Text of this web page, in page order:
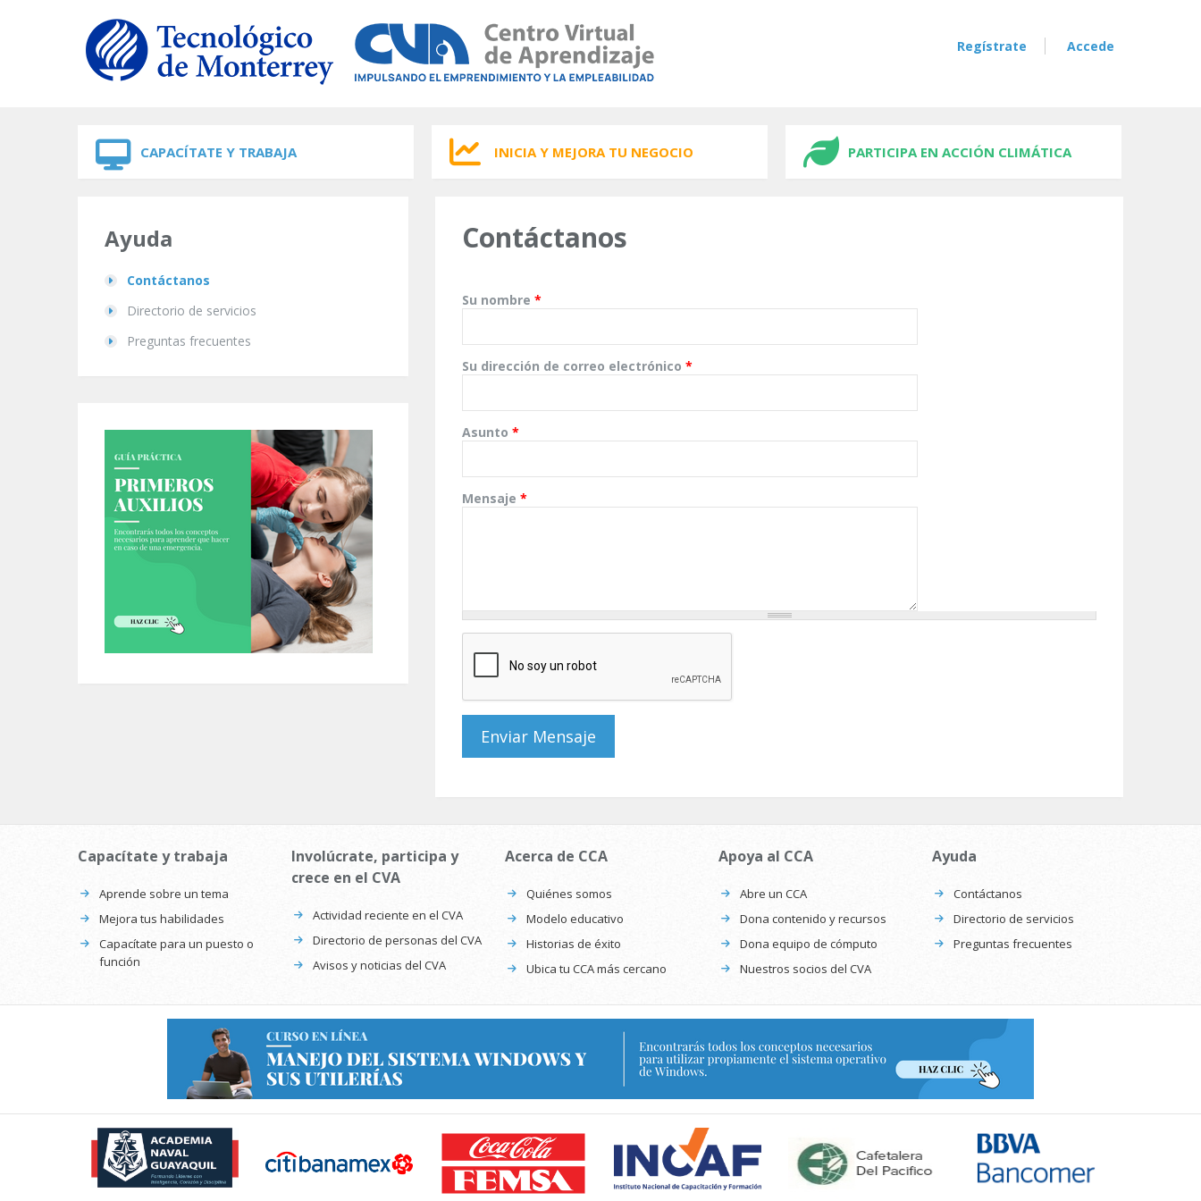
Regístrate Accede
CAPACÍTATE Y TRABAJA INICIA Y MEJORA TU NEGOCIO PARTICIPA EN ACCIÓN CLIMÁTICA
Ayuda
Contáctanos
Directorio de servicios
Preguntas frecuentes
Contáctanos
Su nombre *
Su dirección de correo electrónico *
Asunto *
Mensaje *
Capacítate y trabaja
Aprende sobre un tema
Mejora tus habilidades
Capacítate para un puesto o
función
Involúcrate, participa y
crece en el CVA
Actividad reciente en el CVA
Directorio de personas del CVA
Avisos y noticias del CVA
Acerca de CCA
Quiénes somos
Modelo educativo
Historias de éxito
Ubica tu CCA más cercano
Apoya al CCA
Abre un CCA
Dona contenido y recursos
Dona equipo de cómputo
Nuestros socios del CVA
Ayuda
Contáctanos
Directorio de servicios
Preguntas frecuentes